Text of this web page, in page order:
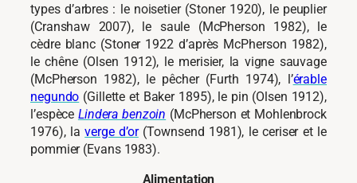
types d’arbres : le noisetier (Stoner 1920), le peuplier
(Cranshaw 2007), le saule (McPherson 1982), le
cèdre blanc (Stoner 1922 d’après McPherson 1982),
le chêne (Olsen 1912), le merisier, la vigne sauvage
(McPherson 1982), le pêcher (Furth 1974), l’érable
negundo (Gillette et Baker 1895), le pin (Olsen 1912),
l’espèce Lindera benzoin (McPherson et Mohlenbrock
1976), laverge d’or (Townsend 1981), le ceriser et le
pommier (Evans 1983).
Alimentation